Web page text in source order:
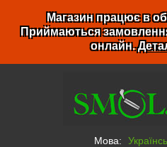
Магазин працює в
Приймаються
онлайн.
Мова: